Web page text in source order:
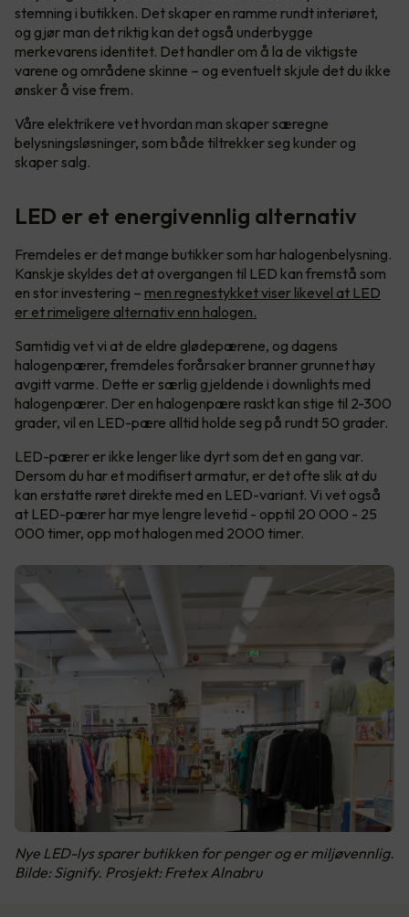
stemning i butikken. Det skaper en ramme rundt interiøret,
og gjør man det riktig kan det også underbygge
merkevarens identitet. Det handler om å la de viktigste
varene og områdene skinne – og eventuelt skjule det du ikke
ønsker å vise frem.
Våre elektrikere vet hvordan man skaper særegne
belysningsløsninger, som både tiltrekker seg kunder og
skaper salg.
LED er et energivennlig alternativ
Fremdeles er det mange butikker som har halogenbelysning.
Kanskje skyldes det at overgangen til LED kan fremstå som
en stor investering – men regnestykket viser likevel at LED
er et rimeligere alternativ enn halogen.
Samtidig vet vi at de eldre glødepærene, og dagens
halogenpærer, fremdeles forårsaker branner grunnet høy
avgitt varme. Dette er særlig gjeldende i downlights med
halogenpærer. Der en halogenpære raskt kan stige til 2-300
grader, vil en LED-pære alltid holde seg på rundt 50 grader.
LED-pærer er ikke lenger like dyrt som det en gang var.
Dersom du har et modifisert armatur, er det ofte slik at du
kan erstatte røret direkte med en LED-variant. Vi vet også
at LED-pærer har mye lengre levetid - opptil 20 000 - 25
000 timer, opp mot halogen med 2000 timer.
Nye LED-lys sparer butikken for penger og er miljøvennlig.
Bilde: Signify. Prosjekt: Fretex Alnabru